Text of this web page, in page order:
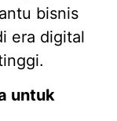
bisnis
era digital
untuk